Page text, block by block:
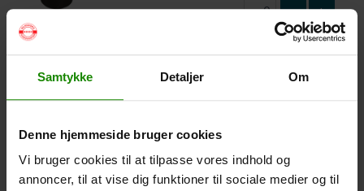
Samtykke Detaljer Om
Denne hjemmeside bruger cookies
Vi bruger cookies til at tilpasse vores indhold og
annoncer, til at vise dig funktioner til sociale medier og til
- +
Größe: 22,5×11,5cm. Das Telefon kann bedient
werden, während es in der Hülle ist. Wasserdicht bis 1
Meter.
Zelt – Grand Canyon Topeka 4 (+750,00kr.)